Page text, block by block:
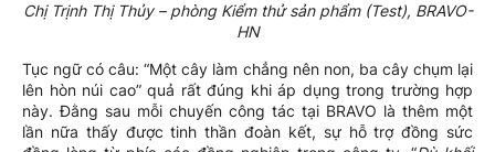
Chị Trịnh Thị Thủy – phòng Kiểm thử sản phẩm (Test), BRAVO-
HN
Tục ngữ có câu: “Một cây làm chẳng nên non, ba cây chụm lại
lên hòn núi cao” quả rất đúng khi áp dụng trong trường hợp
này. Đằng sau mỗi chuyến công tác tại BRAVO là thêm một
lần nữa thấy được tinh thần đoàn kết, sự hỗ trợ đồng sức